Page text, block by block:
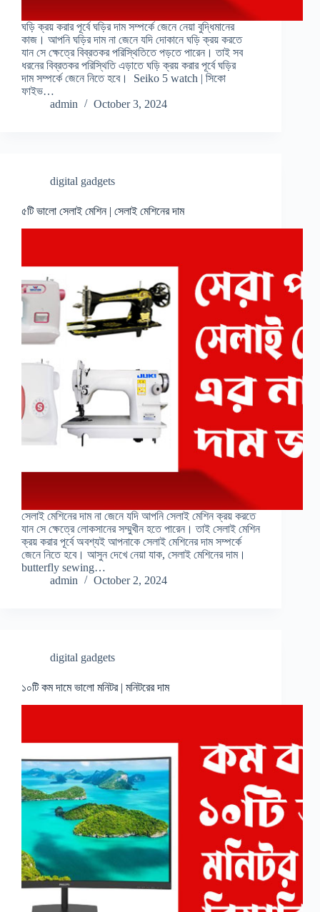
ঘড়ি ক্রয় করার পূর্বে ঘড়ির দাম সম্পর্কে জেনে নেয়া বুদ্ধিমানের
কাজ। আপনি ঘড়ির দাম না জেনে যদি দোকানে ঘড়ি ক্রয় করতে
যান সে ক্ষেত্রে বিব্রতকর পরিস্থিতিতে পড়তে পারেন। তাই সব
ধরনের বিব্রতকর পরিস্থিতি এড়াতে ঘড়ি ক্রয় করার পূর্বে ঘড়ির
দাম সম্পর্কে জেনে নিতে হবে। Seiko 5 watch | সিকো
ফাইভ…
admin
October 3, 2024
digital gadgets
৫টি ভালো সেলাই মেশিন | সেলাই মেশিনের দাম
সেলাই মেশিনের দাম না জেনে যদি আপনি সেলাই মেশিন ক্রয় করতে
যান সে ক্ষেত্রে লোকসানের সম্মুখীন হতে পারেন। তাই সেলাই মেশিন
ক্রয় করার পূর্বে অবশ্যই আপনাকে সেলাই মেশিনের দাম সম্পর্কে
জেনে নিতে হবে। আসুন দেখে নেয়া যাক, সেলাই মেশিনের দাম।
butterfly sewing…
admin
October 2, 2024
digital gadgets
১০টি কম দামে ভালো মনিটর | মনিটরের দাম